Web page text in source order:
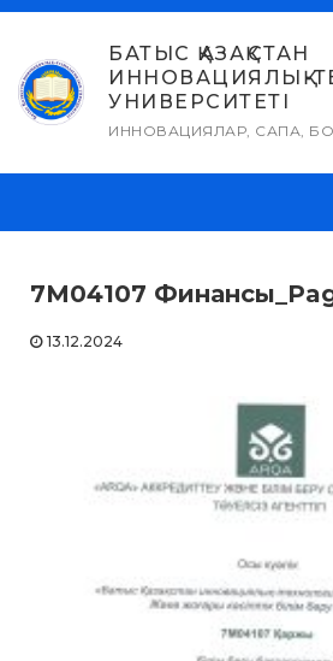
Skip
content
БАТЫС ҚАЗАҚСТАН
ИННОВАЦИЯЛЫҚ-
УНИВЕРСИТЕТІ
ИННОВАЦИЯЛАР, САПА,
7М04107
13.12.2024